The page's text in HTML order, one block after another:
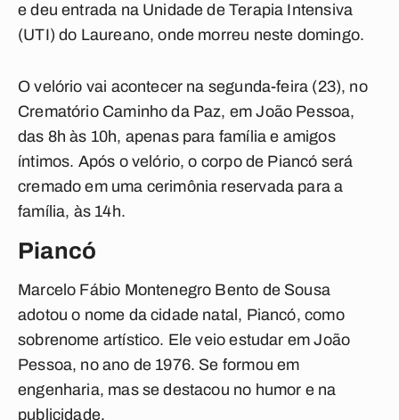
e deu entrada na Unidade de Terapia Intensiva
(UTI) do Laureano, onde morreu neste domingo.
O velório vai acontecer na segunda-feira (23), no
Crematório Caminho da Paz, em João Pessoa,
das 8h às 10h, apenas para família e amigos
íntimos. Após o velório, o corpo de Piancó será
cremado em uma cerimônia reservada para a
família, às 14h.
Piancó
Marcelo Fábio Montenegro Bento de Sousa
adotou o nome da cidade natal, Piancó, como
sobrenome artístico. Ele veio estudar em João
Pessoa, no ano de 1976. Se formou em
engenharia, mas se destacou no humor e na
publicidade.